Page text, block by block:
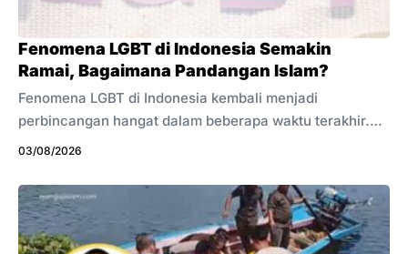
Fenomena LGBT di Indonesia Semakin
Ramai, Bagaimana Pandangan Islam?
Fenomena LGBT di Indonesia kembali menjadi
perbincangan hangat dalam beberapa waktu terakhir.
Berbagai pemberitaan, kebijakan pemerintah, dan
mendapat perhatian masyarakat. Sebagian orang
mendukung pendekatan tertentu, sementara sebagian
lain menyampaikan kritik dan kekhawatiran dari sudut
03/08/2026